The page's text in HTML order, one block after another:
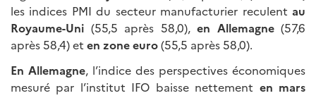
les indices PMI du secteur manufacturier reculent au
Royaume-Uni (55,5 après 58,0), en Allemagne(57,6
après 58,4) et en zone euro(55,5 après 58,0).
En Allemagne, l’indice des perspectives économiques
mesuré par l’institut IFO baisse nettement en mars